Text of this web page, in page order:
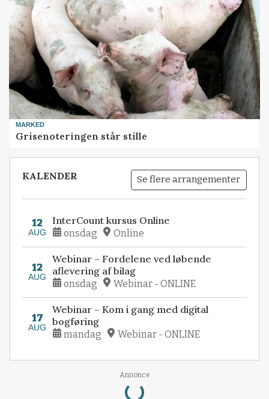
MARKED
Grisenoteringen står stille
KALENDER Se flere arrangementer
12
AUG
InterCount kursus Online
onsdag Online
12
AUG
Webinar – Fordelene ved løbende
aflevering af bilag
onsdag Webinar - ONLINE
17
AUG
Webinar – Kom i gang med digital
bogføring
mandag Webinar - ONLINE
Annonce
Loading...